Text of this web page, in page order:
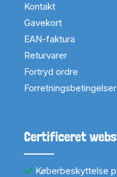
Kontakt
Gavekort
EAN-faktura
Returvarer
Fortryd ordre
Forretningsbetingelser
Certificeret
Køberbeskyttelse